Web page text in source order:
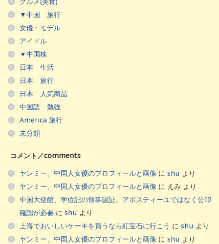
▼中国 旅行
女優・モデル
アイドル
▼中国株
日本 生活
日本 旅行
日本 人気商品
中国語 勉強
America 旅行
未分類
コメント／comments
ヤンミー、中国人女優のプロフィールと画像 に shu より
ヤンミー、中国人女優のプロフィールと画像 に えみ より
中国大使館、学位記の領事認証。アポスティーユではなく公印
確認が必要 に shu より
上海でおいしいケーキを買うなら紅宝石に行こう に shu より
ヤンミー、中国人女優のプロフィールと画像 に shu より